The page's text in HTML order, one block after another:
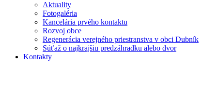
Aktuality
Fotogaléria
Kancelária prvého kontaktu
Rozvoj obce
Regenerácia verejného priestranstva v obci Dubník
Súťaž o najkrajšiu predzáhradku alebo dvor
Kontakty